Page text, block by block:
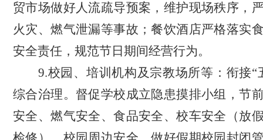
贸市场做好人流疏导预案，维护现场秩序，
火灾、燃气泄漏等事故；餐饮酒店严格落实
安全责任，规范节日期间经营行为。
9.校园、培训机构及宗教场所等： 衔接“
综合治理。督促学校成立隐患摸排小组，节
安全、燃气安全、食品安全、校车安全（放